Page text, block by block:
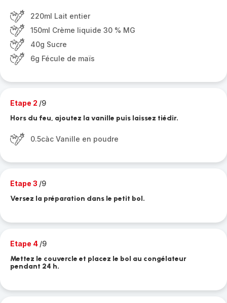
220ml Lait entier
150ml Crème liquide 30 % MG
40g Sucre
6g Fécule de maïs
Etape 2 /9
Hors du feu, ajoutez la vanille puis laissez tiédir.
0.5càc Vanille en poudre
Etape 3 /9
Versez la préparation dans le petit bol.
Etape 4 /9
Mettez le couvercle et placez le bol au congélateur
pendant 24 h.